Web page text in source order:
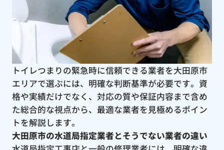
トイレつまりの緊急時に信頼できる業者を大田原市
エリアで選ぶには、明確な判断基準が必要です。資
格や実績だけでなく、対応の質や保証内容まで含め
た総合的な視点から、最適な業者を見極めるポイン
トを解説します。
大田原市の水道局指定業者とそうでない業者の違い